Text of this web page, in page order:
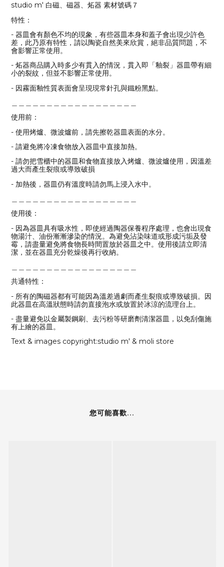
studio m' 白磁、磁器、炻器 素材號碼７
特性：
- 器皿會有顏色不均的現象，有些器皿本身和蓋子會出現少許色
差，此乃原有特性，請以陶瓷自然美來欣賞，絕非品質問題，不
會影響正常使用。
- 炻器商品購入時多少有貫入的情況，貫入即「釉裂」器皿帶有細
小的裂紋，但並不影響正常使用。
- 因霧面釉性質表面會呈現現常針孔與鐵粉黑點。
使用前：
- 使用烤爐、微波爐前，請先擦乾器皿表面的水分。
- 請避免將冷凍食物放入器皿中直接加熱。
- 請勿把雪櫃中的器皿和食物直接放入烤爐、微波爐使用，因溫差
過大而產生裂痕或導致破損
- 加熱後，器皿仍有溫度時請勿馬上浸入水中。
使用後：
- 因為器皿具有吸水性，即使經過陶器保養程序處理，也會出現食
物湯汁、油份漸漸滲染的情況。為避免沾染味道或形成污垢及發
霉，請盡量避免將食物長時間置放於器皿之中。使用後請立即清
潔，並在器皿充分乾燥後再行收納。
共通特性：
- 所有的陶磁器都有可能因為溫差過劇而產生裂痕或導致破損。因
此器皿在高溫狀態時請勿直接泡水或放置於冰涼的流理台上。
- 盡量避免以金屬製鋼刷、去污粉等研磨劑清潔器皿，以免刮傷施
有上繪的器皿。
Text & images copyright:studio m' & moli store
您可能喜歡...